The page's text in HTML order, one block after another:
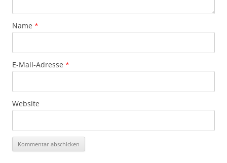
Name *
E-Mail-Adresse *
Website